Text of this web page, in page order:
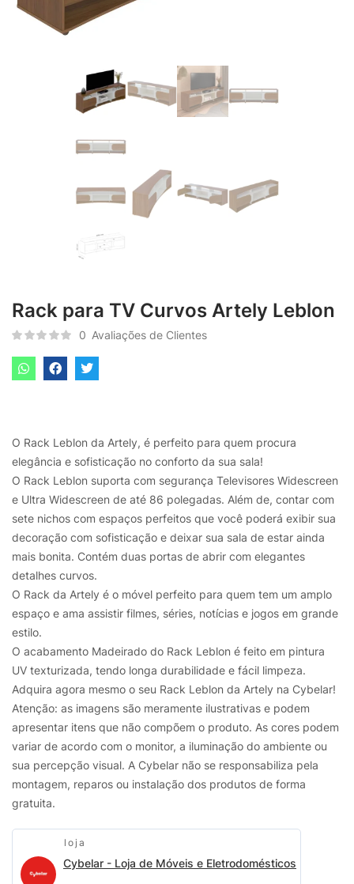
Rack para TV Curvos Artely Leblon
0 Avaliações de Clientes
O Rack Leblon da Artely, é perfeito para quem procura
elegância e sofisticação no conforto da sua sala!
O Rack Leblon suporta com segurança Televisores Widescreen
e Ultra Widescreen de até 86 polegadas. Além de, contar com
sete nichos com espaços perfeitos que você poderá exibir sua
decoração com sofisticação e deixar sua sala de estar ainda
mais bonita. Contém duas portas de abrir com elegantes
detalhes curvos.
O Rack da Artely é o móvel perfeito para quem tem um amplo
espaço e ama assistir filmes, séries, notícias e jogos em grande
estilo.
O acabamento Madeirado do Rack Leblon é feito em pintura
UV texturizada, tendo longa durabilidade e fácil limpeza.
Adquira agora mesmo o seu Rack Leblon da Artely na Cybelar!
Atenção: as imagens são meramente ilustrativas e podem
apresentar itens que não compõem o produto. As cores podem
variar de acordo com o monitor, a iluminação do ambiente ou
sua percepção visual. A Cybelar não se responsabiliza pela
montagem, reparos ou instalação dos produtos de forma
gratuita.
loja
Cybelar - Loja de Móveis e Eletrodomésticos